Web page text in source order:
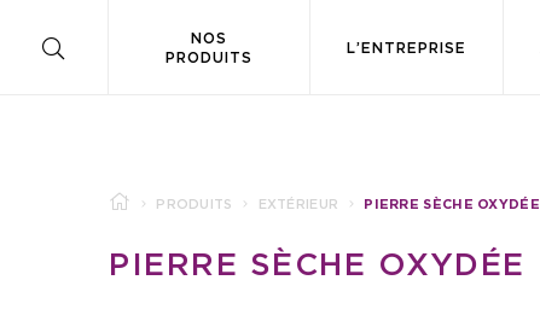
NOS
PRODUITS
L’ENTREPRISE
PRODUITS EXTÉRIEUR PIERRE SÈCHE OXYDÉE
PIERRE SÈCHE OXYDÉE